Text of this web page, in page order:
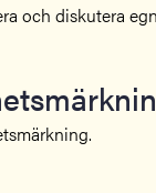
och diskutera